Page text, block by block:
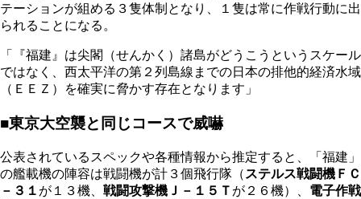
テーションが組める３隻体制となり、１隻は常に作戦行動に出
られることになる。
「『福建』は尖閣（せんかく）諸島がどうこうというスケール
ではなく、西太平洋の第２列島線までの日本の排他的経済水域
（ＥＥＺ）を確実に脅かす存在となります」
■東京大空襲と同じコースで威嚇
公表されているスペックや各種情報から推定すると、「福建」
の艦載機の陣容は戦闘機が計３個飛行隊（ ステルス戦闘機ＦＣ
－３１ が１３機、 戦闘攻撃機Ｊ－１５Ｔ が２６機）、 電子作戦